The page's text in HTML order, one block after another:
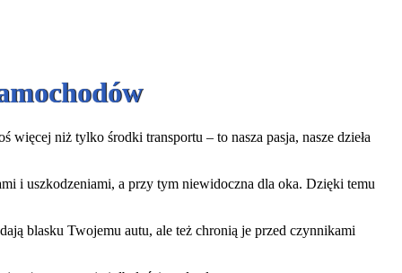
niż tylko środki transportu – to nasza pasja, nasze dzieła
i uszkodzeniami, a przy tym niewidoczna dla oka. Dzięki temu
blasku Twojemu autu, ale też chronią je przed czynnikami